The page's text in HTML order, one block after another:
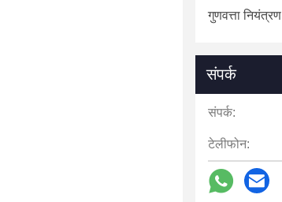
गुणवत्ता नियंत्रण
संपर्क
संपर्क:
टेलीफोन: